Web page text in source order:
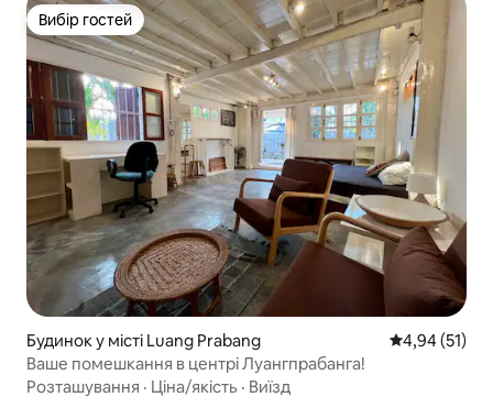
Вибір гостей
Вибір гостей
Будинок у місті Luang Prabang Середня
4,94 (51)
Ваше помешкання в центрі Луангпрабанга!
Розташування · Ціна/якість · Виїзд